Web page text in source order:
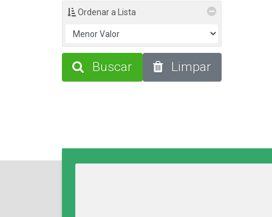
Ordenar a Lista
Buscar Limpar